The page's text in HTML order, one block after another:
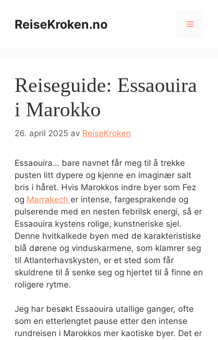
innholdReiseKroken.no Meny
Reiseguide: Essaouira
i Marokko
26. april 2025 av ReiseKroken
Essaouira… bare navnet får meg til å trekke
pusten litt dypere og kjenne en imaginær salt
bris i håret. Hvis Marokkos indre byer som Fez
og Marrakech er intense, fargesprakende og
pulserende med en nesten febrilsk energi, så er
Essaouira kystens rolige, kunstneriske sjel.
Denne hvitkalkede byen med de karakteristiske
blå dørene og vinduskarmene, som klamrer seg
til Atlanterhavskysten, er et sted som får
skuldrene til å senke seg og hjertet til å finne en
roligere rytme.
Jeg har besøkt Essaouira utallige ganger, ofte
som en etterlengtet pause etter den intense
rundreisen i Marokkos mer kaotiske byer. Det er